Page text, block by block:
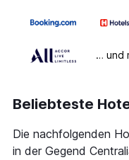
… und
Beliebteste
Die nachfolgenden
in der Gegend